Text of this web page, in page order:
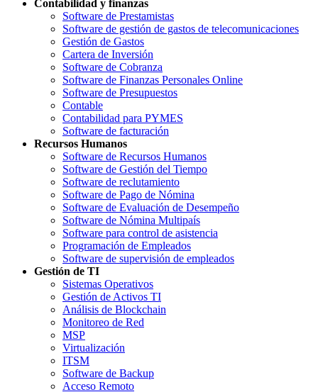
Contabilidad y finanzas
Software de Prestamistas
Software de gestión de gastos de telecomunicaciones
Gestión de Gastos
Cartera de Inversión
Software de Cobranza
Software de Finanzas Personales Online
Software de Presupuestos
Contable
Contabilidad para PYMES
Software de facturación
Recursos Humanos
Software de Recursos Humanos
Software de Gestión del Tiempo
Software de reclutamiento
Software de Pago de Nómina
Software de Evaluación de Desempeño
Software de Nómina Multipaís
Software para control de asistencia
Programación de Empleados
Software de supervisión de empleados
Gestión de TI
Sistemas Operativos
Gestión de Activos TI
Análisis de Blockchain
Monitoreo de Red
MSP
Virtualización
ITSM
Software de Backup
Acceso Remoto